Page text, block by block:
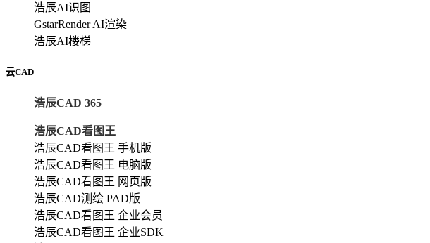
浩辰AI识图
GstarRender AI渲染
浩辰AI楼梯
云CAD
浩辰CAD 365
浩辰CAD看图王
浩辰CAD看图王 手机版
浩辰CAD看图王 电脑版
浩辰CAD看图王 网页版
浩辰CAD测绘 PAD版
浩辰CAD看图王 企业会员
浩辰CAD看图王 企业SDK